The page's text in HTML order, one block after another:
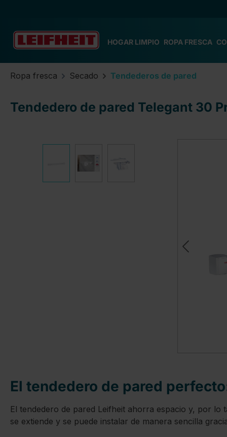
HOGAR LIMPIO ROPA FRESCA
Ropa fresca Secado Tendederos de pared
Tendedero de pared Telegant 30
El tendedero de pared
El tendedero de pared Leifheit ahorra espacio y, por
se extiende y se puede instalar de manera sencilla